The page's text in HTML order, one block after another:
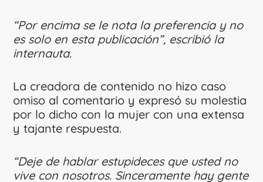
“Por encima se le nota la preferencia y no
es solo en esta publicación”, escribió la
internauta.
La creadora de contenido no hizo caso
omiso al comentario y expresó su molestia
por lo dicho con la mujer con una extensa
y tajante respuesta.
“Deje de hablar estupideces que usted no
vive con nosotros. Sinceramente hay gente